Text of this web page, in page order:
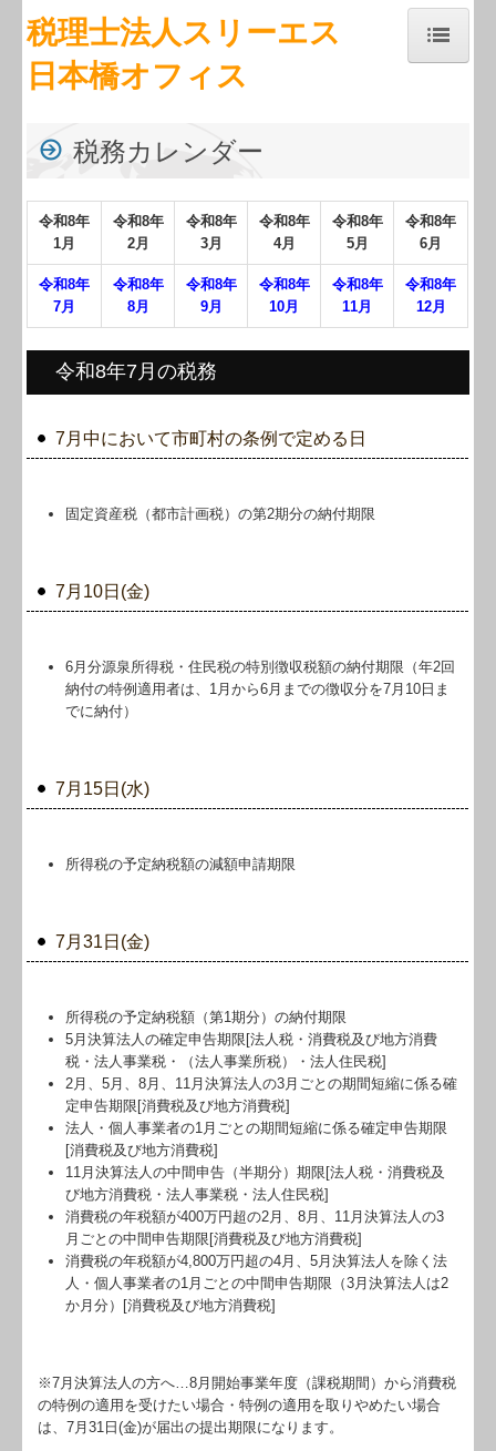
トップページ
事務所紹介
交通案内
業務案内
関連リンク
リンク集
関与先向け融資商品ご紹介
経営者オススメ情報
Q&A経営相談
税務カレンダー
社長メニューASP版
個人情報保護方針
税理士法人スリーエス
日本橋オフィス
税務カレンダー
令和8年
1月
令和8年
2月
令和8年
3月
令和8年
4月
令和8年
5月
令和8年
6月
令和8年
7月
令和8年
8月
令和8年
9月
令和8年
10月
令和8年
11月
令和8年
12月
令和8年7月の税務
7月中において市町村の条例で定める日
固定資産税（都市計画税）の第2期分の納付期限
7月10日(金)
6月分源泉所得税・住民税の特別徴収税額の納付期限（年2回
納付の特例適用者は、1月から6月までの徴収分を7月10日ま
でに納付）
7月15日(水)
所得税の予定納税額の減額申請期限
7月31日(金)
所得税の予定納税額（第1期分）の納付期限
5月決算法人の確定申告期限[法人税・消費税及び地方消費
税・法人事業税・（法人事業所税）・法人住民税]
2月、5月、8月、11月決算法人の3月ごとの期間短縮に係る確
定申告期限[消費税及び地方消費税]
法人・個人事業者の1月ごとの期間短縮に係る確定申告期限
[消費税及び地方消費税]
11月決算法人の中間申告（半期分）期限[法人税・消費税及
び地方消費税・法人事業税・法人住民税]
消費税の年税額が400万円超の2月、8月、11月決算法人の3
月ごとの中間申告期限[消費税及び地方消費税]
消費税の年税額が4,800万円超の4月、5月決算法人を除く法
人・個人事業者の1月ごとの中間申告期限（3月決算法人は2
か月分）[消費税及び地方消費税]
※7月決算法人の方へ…8月開始事業年度（課税期間）から消費税
の特例の適用を受けたい場合・特例の適用を取りやめたい場合
は、7月31日(金)が届出の提出期限になります。